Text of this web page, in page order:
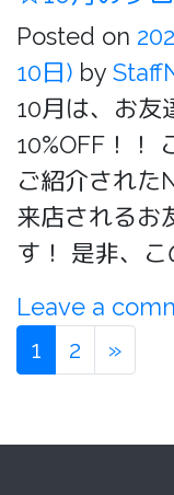
Posted on
10日) by
10月は、お友
10%OFF！！
ご紹介され
来店されるお
す！ 是非、
Leave a
1
2 »